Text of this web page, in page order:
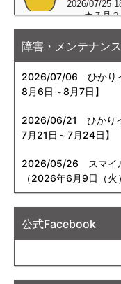
障害・メンテナン
2026/07/06 ひかり
8月6日～8月7日】
2026/06/21
ひかり
7月21日～7月24日】
2026/05/26 スマイ
（2026年6月9日（火
公式Facebook